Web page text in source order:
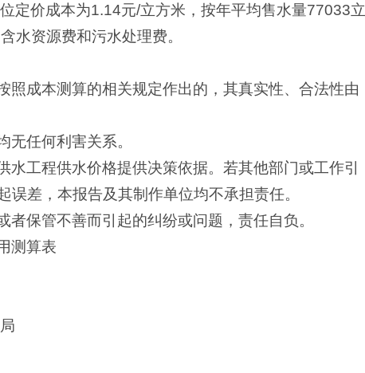
定价成本为1.14元/立方米，按年平均售水量77033立
水资源费和污水处理费。
照成本测算的相关规定作出的，其真实性、合法性由
无任何利害关系。
水工程供水价格提供决策依据。若其他部门或工作引
差，本报告及其制作单位均不承担责任。
者保管不善而引起的纠纷或问题，责任自负。
测算表